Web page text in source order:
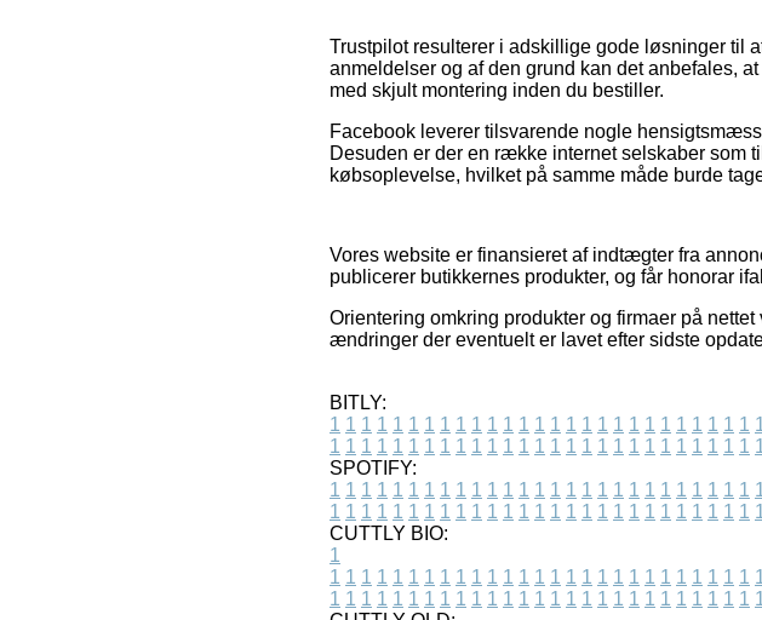
Trustpilot resulterer i adskillige gode løsninger til
anmeldelser og af den grund kan det anbefales,
med skjult montering inden du bestiller.
Facebook leverer tilsvarende nogle
Desuden er der en række internet selskaber som
købsoplevelse, hvilket på samme måde burde
Vores website er finansieret af indtægter fra
publicerer butikkernes produkter, og får honorar
Orientering omkring produkter og firmaer på
ændringer der eventuelt er lavet efter sidste
BITLY:
1 1 1 1 1 1 1 1 1 1 1 1 1 1 1 1 1 1 1 1 1 1 1 1 1 1 1
1 1 1 1 1 1 1 1 1 1 1 1 1 1 1 1 1 1 1 1 1 1 1 1 1 1 1
SPOTIFY:
1 1 1 1 1 1 1 1 1 1 1 1 1 1 1 1 1 1 1 1 1 1 1 1 1 1 1
1 1 1 1 1 1 1 1 1 1 1 1 1 1 1 1 1 1 1 1 1 1 1 1 1 1 1
CUTTLY BIO:
1
1 1 1 1 1 1 1 1 1 1 1 1 1 1 1 1 1 1 1 1 1 1 1 1 1 1 1
1 1 1 1 1 1 1 1 1 1 1 1 1 1 1 1 1 1 1 1 1 1 1 1 1 1 1